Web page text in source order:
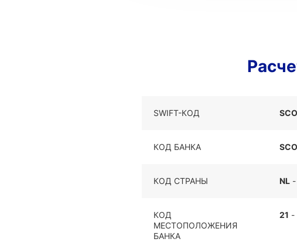
SWIFT-КОД
КОД БАНКА
КОД СТРАНЫ NL
КОД
МЕСТОПОЛОЖЕНИЯ
БАНКА
21 -